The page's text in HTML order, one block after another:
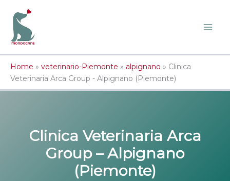
contenuto
Home » veterinario-Piemonte » alpignano » Clinica
Veterinaria Arca Group - Alpignano (Piemonte)
Clinica Veterinaria Arca
Group – Alpignano
(Piemonte)